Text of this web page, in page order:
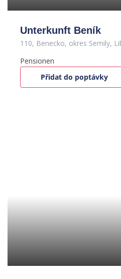
Unterkunft Beník
110, Benecko, okres Semily,
Pensionen
Přidat do poptávky